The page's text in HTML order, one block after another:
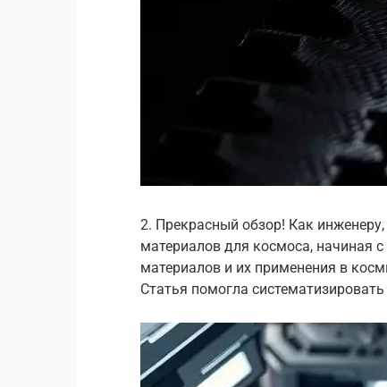
2. Прекрасный обзор! Как
материалов для космоса, начиная
материалов и их применения в
Статья помогла